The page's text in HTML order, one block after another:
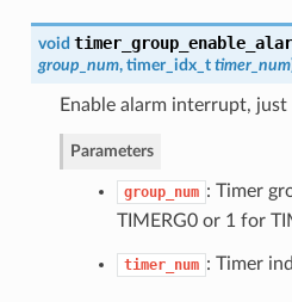
void
group_num, timer_idx_t timer_num
Enable alarm interrupt, just
Parameters
group_num : Timer
TIMERG0 or 1 for
timer_num : Timer